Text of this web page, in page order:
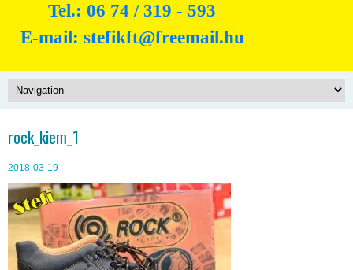
Tel.: 06 74 / 319 - 593
E-mail: stefikft@freemail.hu
rock_kiem_1
2018-03-19